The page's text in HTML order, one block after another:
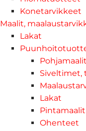
Konetarvikkeet
Maalit,
Lakat
Pohjamaalit
Siveltimet,
Lakat
Pintamaalit
Ohenteet